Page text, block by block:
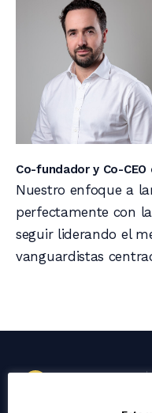
Co-fundador y Co-
Nuestro enfoque a
perfectamente con
seguir liderando el
vanguardistas